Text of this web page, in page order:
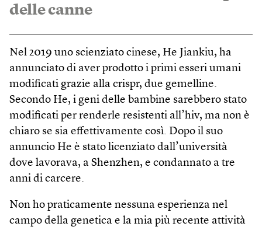
delle canne
Nel 2019 uno scienziato cinese, He Jiankiu, ha
annunciato di aver prodotto i primi esseri umani
modificati grazie alla crispr, due gemelline.
Secondo He, i geni delle bambine sarebbero stato
modificati per renderle resistenti all’hiv, ma non è
chiaro se sia effettivamente così. Dopo il suo
annuncio He è stato licenziato dall’università
dove lavorava, a Shenzhen, e condannato a tre
anni di carcere.
Non ho praticamente nessuna esperienza nel
campo della genetica e la mia più recente attività